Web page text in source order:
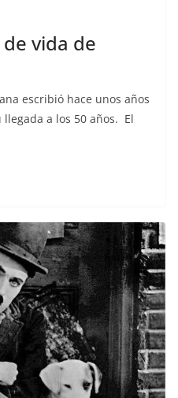
vida de
escribió hace unos años
a los 50 años. El